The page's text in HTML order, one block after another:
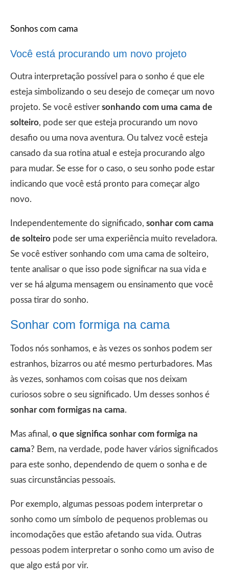
Sonhos com cama
Você está procurando um novo projeto
Outra interpretação possível para o sonho é que ele
esteja simbolizando o seu desejo de começar um novo
projeto. Se você estiver sonhando com uma cama de
solteiro, pode ser que esteja procurando um novo
desafio ou uma nova aventura. Ou talvez você esteja
cansado da sua rotina atual e esteja procurando algo
para mudar. Se esse for o caso, o seu sonho pode estar
indicando que você está pronto para começar algo
novo.
Independentemente do significado, sonhar com cama
de solteiro pode ser uma experiência muito reveladora.
Se você estiver sonhando com uma cama de solteiro,
tente analisar o que isso pode significar na sua vida e
ver se há alguma mensagem ou ensinamento que você
possa tirar do sonho.
Sonhar com formiga na cama
Todos nós sonhamos, e às vezes os sonhos podem ser
estranhos, bizarros ou até mesmo perturbadores. Mas
às vezes, sonhamos com coisas que nos deixam
curiosos sobre o seu significado. Um desses sonhos é
sonhar com formigas na cama.
Mas afinal, o que significa sonhar com formiga na
cama? Bem, na verdade, pode haver vários significados
para este sonho, dependendo de quem o sonha e de
suas circunstâncias pessoais.
Por exemplo, algumas pessoas podem interpretar o
sonho como um símbolo de pequenos problemas ou
incomodações que estão afetando sua vida. Outras
pessoas podem interpretar o sonho como um aviso de
que algo está por vir.